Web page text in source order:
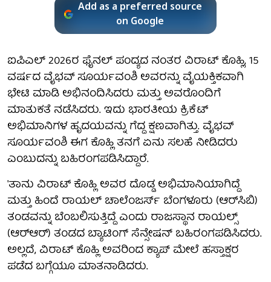
Add as a preferred source
on Google
ಐಪಿಎಲ್ 2026ರ ಫೈನಲ್ ಪಂದ್ಯದ ನಂತರ ವಿರಾಟ್ ಕೊಹ್ಲಿ, 15
ವರ್ಷದ ವೈಭವ್ ಸೂರ್ಯವಂಶಿ ಅವರನ್ನು ವೈಯಕ್ತಿಕವಾಗಿ
ಭೇಟಿ ಮಾಡಿ ಅಭಿನಂದಿಸಿದರು ಮತ್ತು ಅವರೊಂದಿಗೆ
ಮಾತುಕತೆ ನಡೆಸಿದರು. ಇದು ಭಾರತೀಯ ಕ್ರಿಕೆಟ್
ಅಭಿಮಾನಿಗಳ ಹೃದಯವನ್ನು ಗೆದ್ದ ಕ್ಷಣವಾಗಿತ್ತು. ವೈಭವ್
ಸೂರ್ಯವಂಶಿ ಈಗ ಕೊಹ್ಲಿ ತನಗೆ ಏನು ಸಲಹೆ ನೀಡಿದರು
ಎಂಬುದನ್ನು ಬಹಿರಂಗಪಡಿಸಿದ್ದಾರೆ.
'ತಾನು ವಿರಾಟ್ ಕೊಹ್ಲಿ ಅವರ ದೊಡ್ಡ ಅಭಿಮಾನಿಯಾಗಿದ್ದೆ
ಮತ್ತು ಹಿಂದೆ ರಾಯಲ್ ಚಾಲೆಂಜರ್ಸ್ ಬೆಂಗಳೂರು (ಆರ್‌ಸಿಬಿ)
ತಂಡವನ್ನು ಬೆಂಬಲಿಸುತ್ತಿದ್ದೆ ಎಂದು ರಾಜಸ್ಥಾನ ರಾಯಲ್ಸ್
(ಆರ್‌ಆರ್) ತಂಡದ ಬ್ಯಾಟಿಂಗ್ ಸೆನ್ಸೇಷನ್ ಬಹಿರಂಗಪಡಿಸಿದರು.
ಅಲ್ಲದೆ, ವಿರಾಟ್ ಕೊಹ್ಲಿ ಅವರಿಂದ ಕ್ಯಾಪ್‌ ಮೇಲೆ ಹಸ್ತಾಕ್ಷರ
ಪಡೆದ ಬಗ್ಗೆಯೂ ಮಾತನಾಡಿದರು.